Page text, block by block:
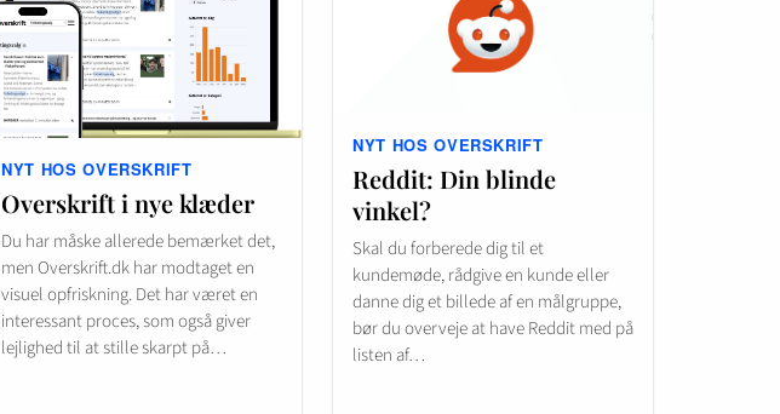
NYT HOS OVERSKRIFT
Overskrift i nye klæder
Du har måske allerede bemærket det,
men Overskrift.dk har modtaget en
visuel opfriskning. Det har været en
interessant proces, som også giver
lejlighed til at stille skarpt på…
NYT HOS OVERSKRIFT
Reddit: Din blinde
vinkel?
Skal du forberede dig til et
kundemøde, rådgive en kunde eller
danne dig et billede af en målgruppe,
bør du overveje at have Reddit med på
listen af…